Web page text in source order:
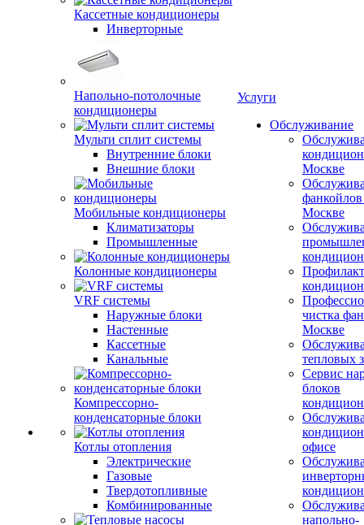
Кассетные кондиционеры
Инверторные
Напольно-потолочные
кондиционеры
Мульти сплит системы
Внутренние блоки
Внешние блоки
Мобильные кондиционеры
Климатизаторы
Промышленные
Колонные кондиционеры
VRF системы
Наружные блоки
Настенные
Кассетные
Канальные
Компрессорно-
конденсаторные блоки
Котлы отопления
Электрические
Газовые
Твердотопливные
Комбинированные
Услуги
Обслуживание
Москве
Москве
чистка
Москве
тепловых
Сервис
блоков
офисе
напольно-